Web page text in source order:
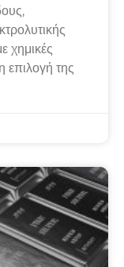
χημικές
επιλογή της